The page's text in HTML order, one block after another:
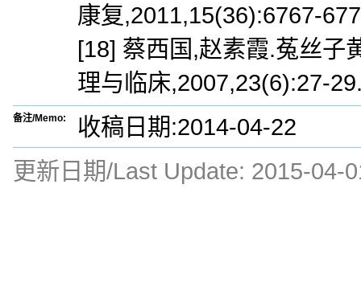
康复,2011,15(36):6767-
[18] 蔡西国,赵素霞.菟丝子
理与临床,2007,23(6):27-
备注/Memo:
收稿日期:2014-04-22
更新日期/Last Update: 2015-04-